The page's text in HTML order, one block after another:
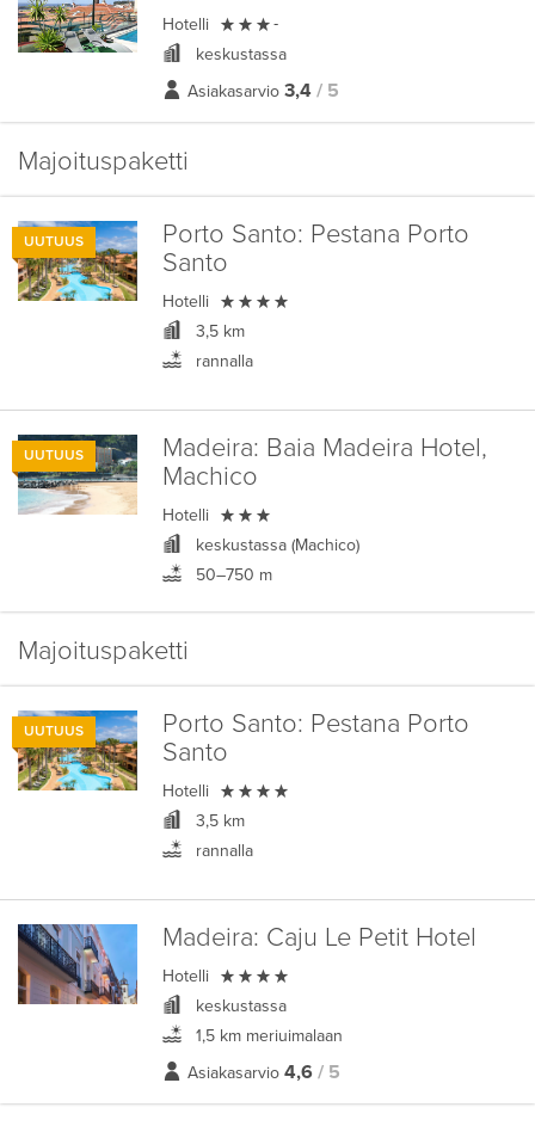
Hotelli  -
keskustassa
Asiakasarvio 3,4 / 5
Majoituspaketti
UUTUUS Porto Santo: Pestana Porto
Santo
Hotelli 
3,5 km
rannalla
UUTUUS Madeira: Baia Madeira Hotel,
Machico
Hotelli 
keskustassa (Machico)
50–750 m
Majoituspaketti
UUTUUS Porto Santo: Pestana Porto
Santo
Hotelli 
3,5 km
rannalla
Madeira: Caju Le Petit Hotel
Hotelli 
keskustassa
1,5 km meriuimalaan
Asiakasarvio 4,6 / 5